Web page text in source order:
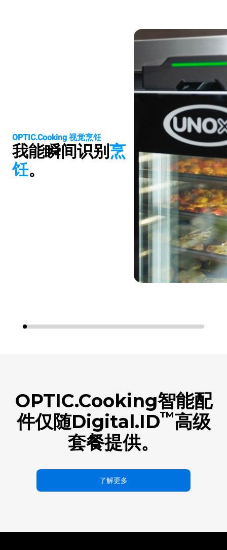
OPTIC.Cooking 视觉烹饪
我能瞬间识别烹
饪。
OPTIC.Cooking智能配
件仅随Digital.ID™高级
套餐提供。
了解更多